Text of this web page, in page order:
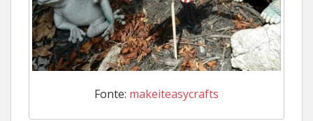
Fonte: makeiteasycrafts